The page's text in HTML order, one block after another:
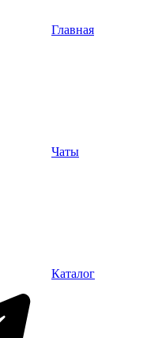
Главная
Чаты
Каталог